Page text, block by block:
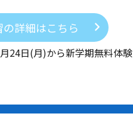
詳細はこちら
24日(月)から新学期無料体験